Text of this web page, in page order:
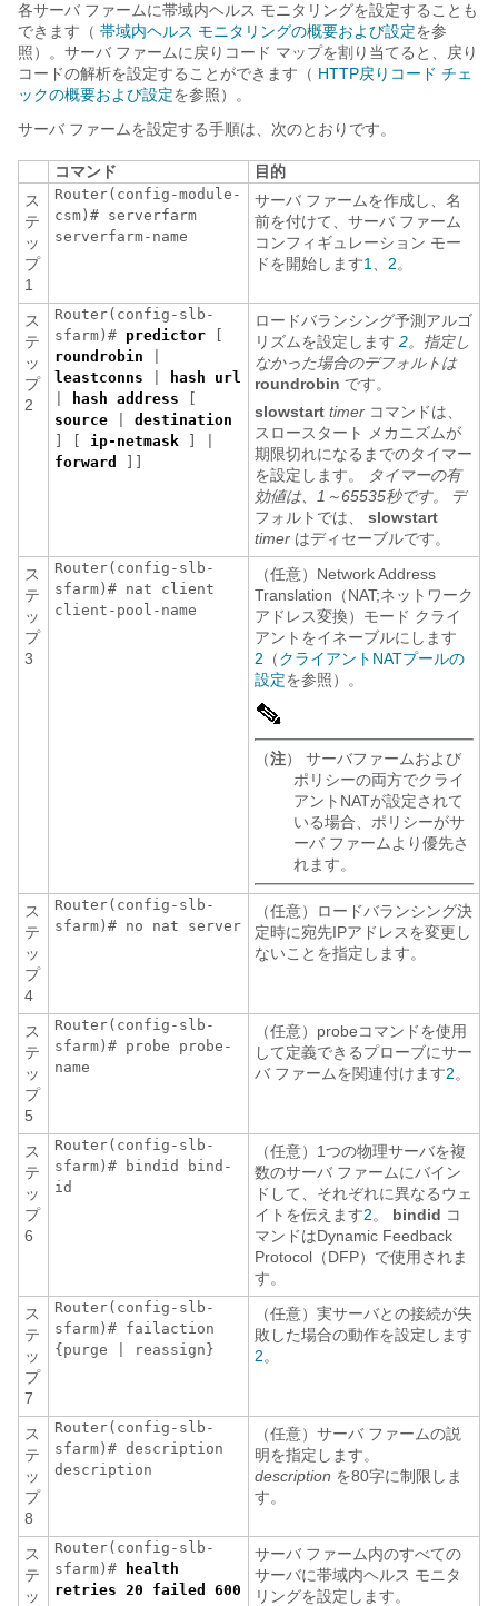
各サーバ ファームに帯域内ヘルス モニタリングを設定することも
できます（ 帯域内ヘルス モニタリングの概要および設定を参
照）。サーバ ファームに戻りコード マップを割り当てると、戻り
コードの解析を設定することができます（ HTTP戻りコード チェ
ックの概要および設定を参照）。
サーバ ファームを設定する手順は、次のとおりです。
コマンド
目的
ス
テ
ッ
プ
1
Router(config-module-
csm)# serverfarm
serverfarm-name
サーバ ファームを作成し、名
前を付けて、サーバ ファーム
コンフィギュレーション モー
ドを開始します1 2。
ス
テ
ッ
プ
2
Router(config-slb-
sfarm)# predictor
roundrobin
leastconns
hash url
hash address
source
destination
ip-netmask
forward
ロードバランシング予測アルゴ
リズムを設定します 2。指定し
なかった場合のデフォルトは
roundrobin です。
slowstart timer コマンドは、
スロースタート メカニズムが
期限切れになるまでのタイマー
を設定します。
タイマーの有
効値は、1～65535秒です。
デ
フォルトでは、
slowstart
timer はディセーブルです。
ス
テ
ッ
プ
3
Router(config-slb-
sfarm)# nat client
client-pool-name
（任意）Network Address
Translation（NAT;ネットワーク
アドレス変換）モード クライ
アントをイネーブルにします
2 （クライアントNATプールの
設定を参照）。
（注） サーバファームおよび
ポリシーの両方でクライ
アントNATが設定されて
いる場合、ポリシーがサ
ーバ ファームより優先さ
れます。
ス
テ
ッ
プ
4
Router(config-slb-
sfarm)# no nat server
（任意）ロードバランシング決
定時に宛先IPアドレスを変更し
ないことを指定します。
ス
テ
ッ
プ
5
Router(config-slb-
sfarm)# probe probe-
name
（任意）probeコマンドを使用
して定義できるプローブにサー
バ ファームを関連付けます2。
ス
テ
ッ
プ
6
Router(config-slb-
sfarm)# bindid
bind-
id
（任意）1つの物理サーバを複
数のサーバ ファームにバイン
ドして、それぞれに異なるウェ
イトを伝えます2。 bindid コ
マンドはDynamic Feedback
Protocol（DFP）で使用されま
す。
ス
テ
ッ
プ
7
Router(config-slb-
sfarm)# failaction
{purge | reassign}
（任意）実サーバとの接続が失
敗した場合の動作を設定します
2。
ス
テ
ッ
プ
8
Router(config-slb-
sfarm)# description
description
（任意）サーバ ファームの説
明を指定します。
description を80字に制限しま
す。
ス
テ
ッ
Router(config-slb-
sfarm)#
health
retries 20 failed 600
サーバ ファーム内のすべての
サーバに帯域内ヘルス モニタ
リングを設定します。